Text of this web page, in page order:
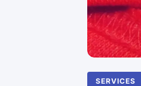
SERVICES